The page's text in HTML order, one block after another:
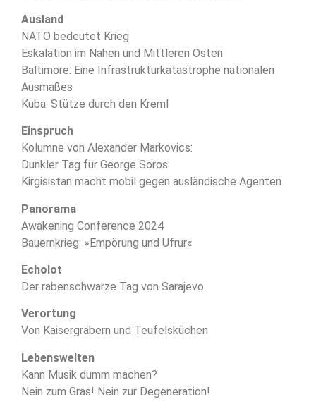
Ausland
NATO bedeutet Krieg
Eskalation im Nahen und Mittleren Osten
Baltimore: Eine Infrastrukturkatastrophe nationalen
Ausmaßes
Kuba: Stütze durch den Kreml
Einspruch
Kolumne von Alexander Markovics:
Dunkler Tag für George Soros:
Kirgisistan macht mobil gegen ausländische Agenten
Panorama
Awakening Conference 2024
Bauernkrieg: »Empörung und Ufrur«
Echolot
Der rabenschwarze Tag von Sarajevo
Verortung
Von Kaisergräbern und Teufelsküchen
Lebenswelten
Kann Musik dumm machen?
Nein zum Gras! Nein zur Degeneration!